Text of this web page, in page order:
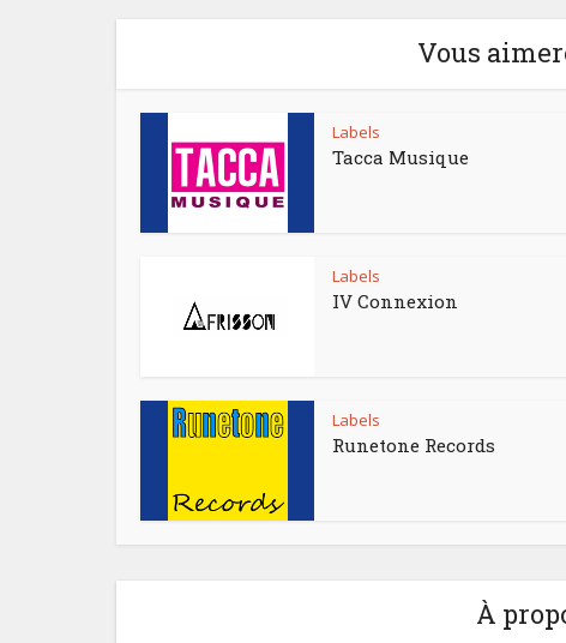
Vous
Labels
Tacca Musique
Labels
IV Connexion
Labels
Runetone Records
À